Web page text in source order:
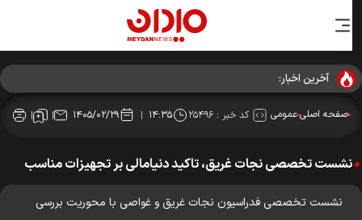
آخرین اخبار:
صفحه اصلیعمومی کد خبر : ۲۵۴۹۶ ۱۴:۳۵ ۱۴۰۵/۰۲/۲۹
نشست تخصصی نجات غریق، تاکید دنیامالی بر تجهیزات مناسب
نشست تخصصی فدراسیون نجات غریق و غواصی با محوریت بررسی